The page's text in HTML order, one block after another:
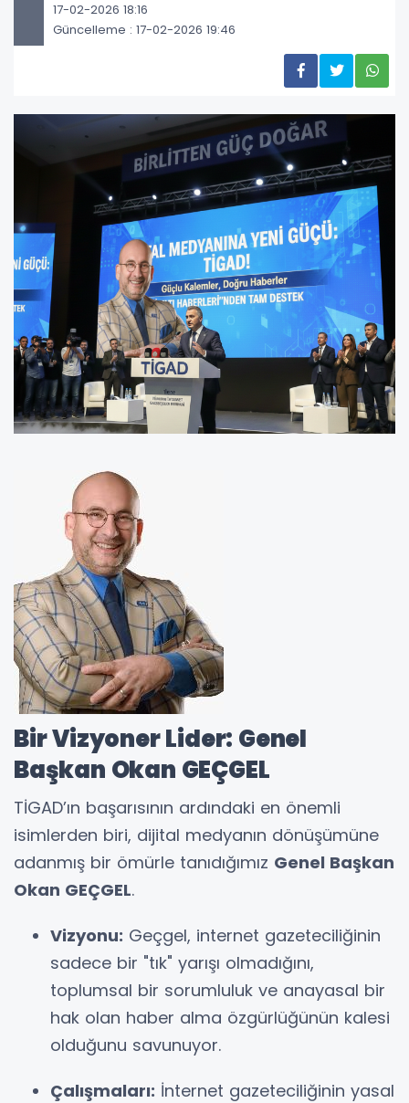
17-02-2026 18:16
Güncelleme : 17-02-2026 19:46
Bir Vizyoner Lider: Genel
Başkan Okan GEÇGEL
TİGAD’ın başarısının ardındaki en önemli
isimlerden biri, dijital medyanın dönüşümüne
adanmış bir ömürle tanıdığımız Genel Başkan
Okan GEÇGEL.
Vizyonu: Geçgel, internet gazeteciliğinin
sadece bir "tık" yarışı olmadığını,
toplumsal bir sorumluluk ve anayasal bir
hak olan haber alma özgürlüğünün kalesi
olduğunu savunuyor.
Çalışmaları: İnternet gazeteciliğinin yasal